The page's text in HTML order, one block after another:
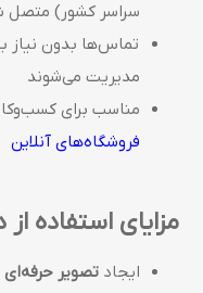
سراسر کشور) متصل
تماس‌ها بدون نیاز
مدیریت می‌شوند
مناسب برای
فروشگاه‌های آنلاین
مزایای استفاده
ایجاد تصویر حرفه‌ای